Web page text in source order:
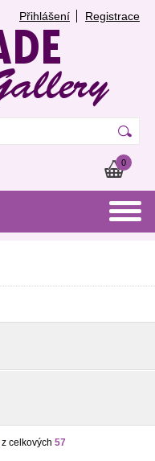
Přihlášení Registrace
0
z celkových 57